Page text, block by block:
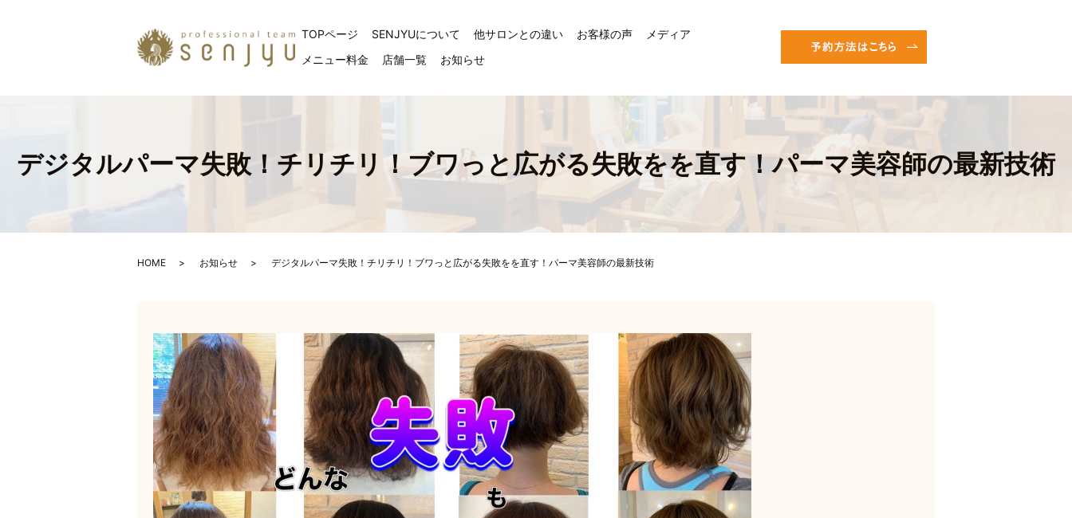
TOPページ SENJYUについて 他サロンとの違い お客様の声
メディア
メニュー料金
店舗一覧 お知らせ
デジタルパーマ失敗！チリチリ！ブワっと広がる失敗をを直す！パーマ美容師の最新技術
HOME お知らせ デジタルパーマ失敗！チリチリ！ブワっと広がる失敗をを直す！パーマ美容師の最新技術